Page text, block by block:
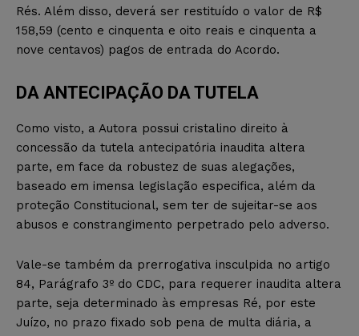
Rés. Além disso, deverá ser restituído o valor de R$
158,59 (cento e cinquenta e oito reais e cinquenta a
nove centavos) pagos de entrada do Acordo.
DA ANTECIPAÇÃO DA TUTELA
Como visto, a Autora possui cristalino direito à
concessão da tutela antecipatória inaudita altera
parte, em face da robustez de suas alegações,
baseado em imensa legislação especifica, além da
proteção Constitucional, sem ter de sujeitar-se aos
abusos e constrangimento perpetrado pelo adverso.
Vale-se também da prerrogativa insculpida no artigo
84, Parágrafo 3º do CDC, para requerer inaudita altera
parte, seja determinado às empresas Ré, por este
Juízo, no prazo fixado sob pena de multa diária, a